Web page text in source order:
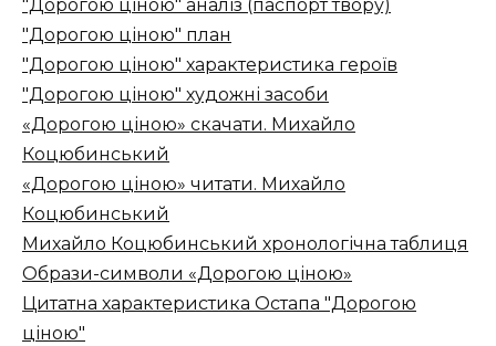
"Дорогою ціною" аналіз (паспорт твору)
"Дорогою ціною" план
"Дорогою ціною" характеристика героїв
"Дорогою ціною" художні засоби
«Дорогою ціною» скачати. Михайло
Коцюбинський
«Дорогою ціною» читати. Михайло
Коцюбинський
Михайло Коцюбинський хронологічна таблиця
Образи-символи «Дорогою ціною»
Цитатна характеристика Остапа "Дорогою
ціною"